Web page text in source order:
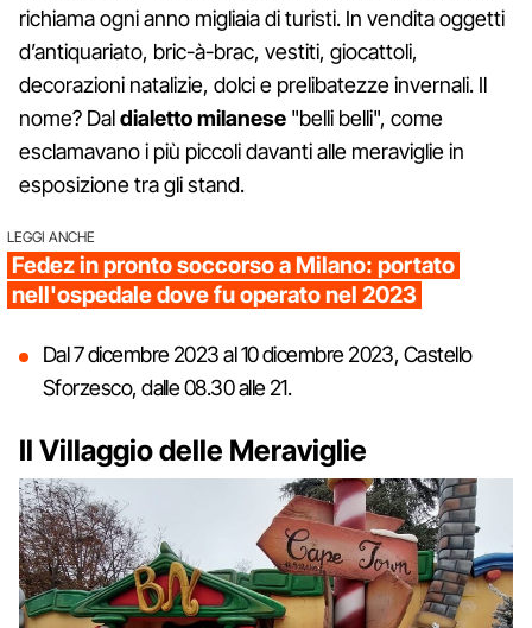
richiama ogni anno migliaia di turisti. In vendita oggetti
d’antiquariato, bric-à-brac, vestiti, giocattoli,
decorazioni natalizie, dolci e prelibatezze invernali. Il
nome? Daldialetto milanese "belli belli", come
esclamavano i più piccoli davanti alle meraviglie in
esposizione tra gli stand.
LEGGI ANCHE
Fedez in pronto soccorso a Milano: portato
nell'ospedale dove fu operato nel 2023
Dal 7 dicembre 2023 al 10 dicembre 2023, Castello
Sforzesco, dalle 08.30 alle 21.
Il Villaggio delle Meraviglie